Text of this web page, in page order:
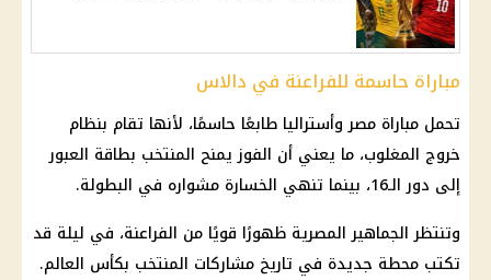
مباراة حاسمة للفراعنة في دالاس
تحمل مباراة مصر وأستراليا طابعًا حاسمًا، لأنها تقام بنظام
خروج المغلوب، ما يعني أن الفوز يمنح المنتخب بطاقة العبور
إلى دور الـ16، بينما تنهي الخسارة مشواره في البطولة.
وتنتظر الجماهير المصرية ظهورًا قويًا من الفراعنة، في ليلة قد
تكتب محطة جديدة في تاريخ مشاركات المنتخب بكأس العالم.